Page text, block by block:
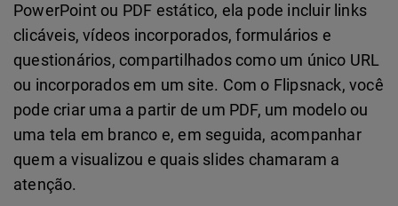
PowerPoint ou PDF estático, ela pode incluir links
clicáveis, vídeos incorporados, formulários e
questionários, compartilhados como um único URL
ou incorporados em um site. Com o Flipsnack, você
pode criar uma a partir de um PDF, um modelo ou
uma tela em branco e, em seguida, acompanhar
quem a visualizou e quais slides chamaram a
atenção.